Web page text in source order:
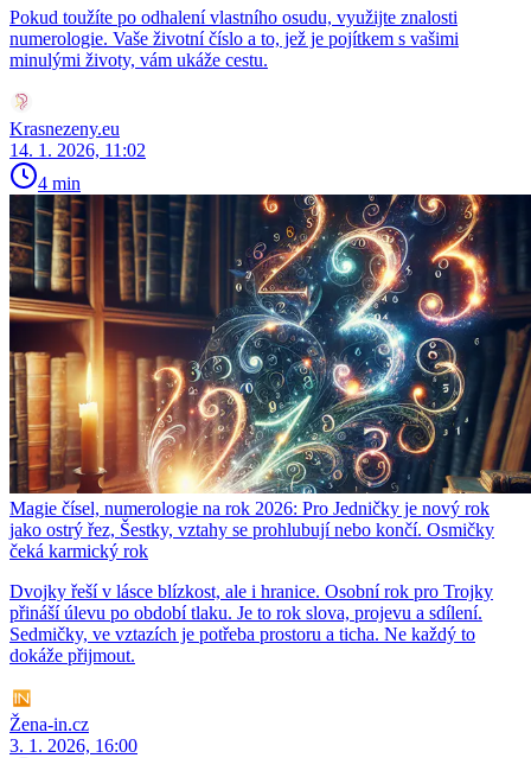
Pokud toužíte po odhalení vlastního osudu, využijte znalosti
numerologie. Vaše životní číslo a to, jež je pojítkem s vašimi
minulými životy, vám ukáže cestu.
Krasnezeny.eu
14. 1. 2026, 11:02
4 min
Magie čísel, numerologie na rok 2026: Pro Jedničky je nový rok
jako ostrý řez, Šestky, vztahy se prohlubují nebo končí. Osmičky
čeká karmický rok
Dvojky řeší v lásce blízkost, ale i hranice. Osobní rok pro Trojky
přináší úlevu po období tlaku. Je to rok slova, projevu a sdílení.
Sedmičky, ve vztazích je potřeba prostoru a ticha. Ne každý to
dokáže přijmout.
Žena-in.cz
3. 1. 2026, 16:00